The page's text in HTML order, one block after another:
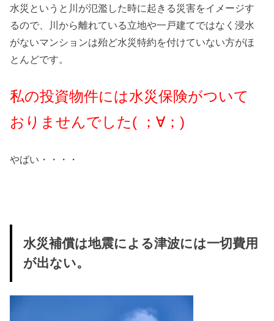
水災というと川が氾濫した時に起きる災害をイメージす
るので、川から離れている立地や一戸建てではなく浸水
がないマンションは殆ど水災特約を付けていない方がほ
とんどです。
私の投資物件には水災保険がついて
おりませんでした( ；∀；)
やばい・・・・
水災補償は地震による津波には一切費用
が出ない。